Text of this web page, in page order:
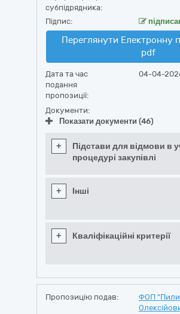
субпідрядника:
Підпис:
Переглянути Електронну
pdf
Дата та час
подання
пропозиції:
04-04-
Документи:
Показати документи (46)
+
Підстави для відмови в
процедурі закупівлі
+ Інші
+ Кваліфікаційні критерії
Пропозицію подав:
ФОП